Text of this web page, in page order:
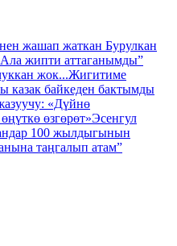
жашап жаткан Бурулкан
жипти аттаганымды”
жок...Жигитиме
казак байкеден бактымды
«Дүйнө
өзгөрөт»Эсенгул
100 жылдыгынын
таңгалып атам”